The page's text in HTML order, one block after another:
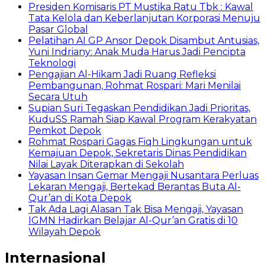
Presiden Komisaris PT Mustika Ratu Tbk : Kawal
Tata Kelola dan Keberlanjutan Korporasi Menuju
Pasar Global
Pelatihan AI GP Ansor Depok Disambut Antusias,
Yuni Indriany: Anak Muda Harus Jadi Pencipta
Teknologi
Pengajian Al-Hikam Jadi Ruang Refleksi
Pembangunan, Rohmat Rospari: Mari Menilai
Secara Utuh
Supian Suri Tegaskan Pendidikan Jadi Prioritas,
KuduSS Ramah Siap Kawal Program Kerakyatan
Pemkot Depok
Rohmat Rospari Gagas Fiqh Lingkungan untuk
Kemajuan Depok, Sekretaris Dinas Pendidikan
Nilai Layak Diterapkan di Sekolah
Yayasan Insan Gemar Mengaji Nusantara Perluas
Lekaran Mengaji, Bertekad Berantas Buta Al-
Qur’an di Kota Depok
Tak Ada Lagi Alasan Tak Bisa Mengaji, Yayasan
IGMN Hadirkan Belajar Al-Qur’an Gratis di 10
Wilayah Depok
Internasional